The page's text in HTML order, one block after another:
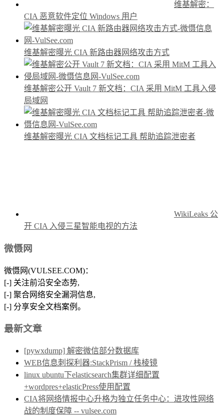
维基解密：
CIA 恶意软件定位 Windows 用户
维基解密曝光 CIA 新路由器网络攻击方式
维基解密公开 Vault 7 新文档：CIA 采用 MitM 工具入侵
局域网
维基解密曝光 CIA 文档标记工具 帮助追踪泄密者
WikiLeaks 公
开 CIA 入侵三星智能电视的方法
微慑网
微慑网(VULSEE.COM)：
[-] 关注前沿安全态势,
[-] 聚合网络安全漏洞信息,
[-] 分享安全文档案例。
最新文章
[pywxdump] 解密微信部分数据库
WEB信息刺探利器:StackPrism / 栈棱镜
linux ubuntu下elasticsearch集群详细配置
+wordpres+elasticPress使用配置
CIA将网络情报中心升格为独立任务中心：进攻性网络
战的制度保障 -- vulsee.com